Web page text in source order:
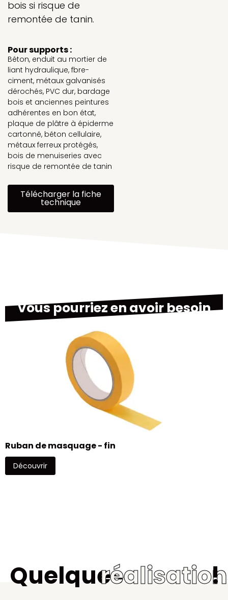
bois si risque de
remontée de tanin.
Pour supports :
Béton, enduit au mortier de
liant hydraulique, fbre-
ciment, métaux galvanisés
dérochés, PVC dur, bardage
bois et anciennes peintures
adhérentes en bon état,
plaque de plâtre à épiderme
cartonné, béton cellulaire,
métaux ferreux protégés,
bois de menuiseries avec
risque de remontée de tanin
Télécharger la fiche
technique
Vous pourriez en avoir besoin
Ruban de masquage - fin
Découvrir
Quelques !